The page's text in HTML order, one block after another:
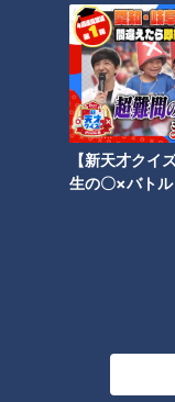
【新天才クイ
生の〇×バトル
の石焼きカツカレー
タグ
グルメ ガンバレ